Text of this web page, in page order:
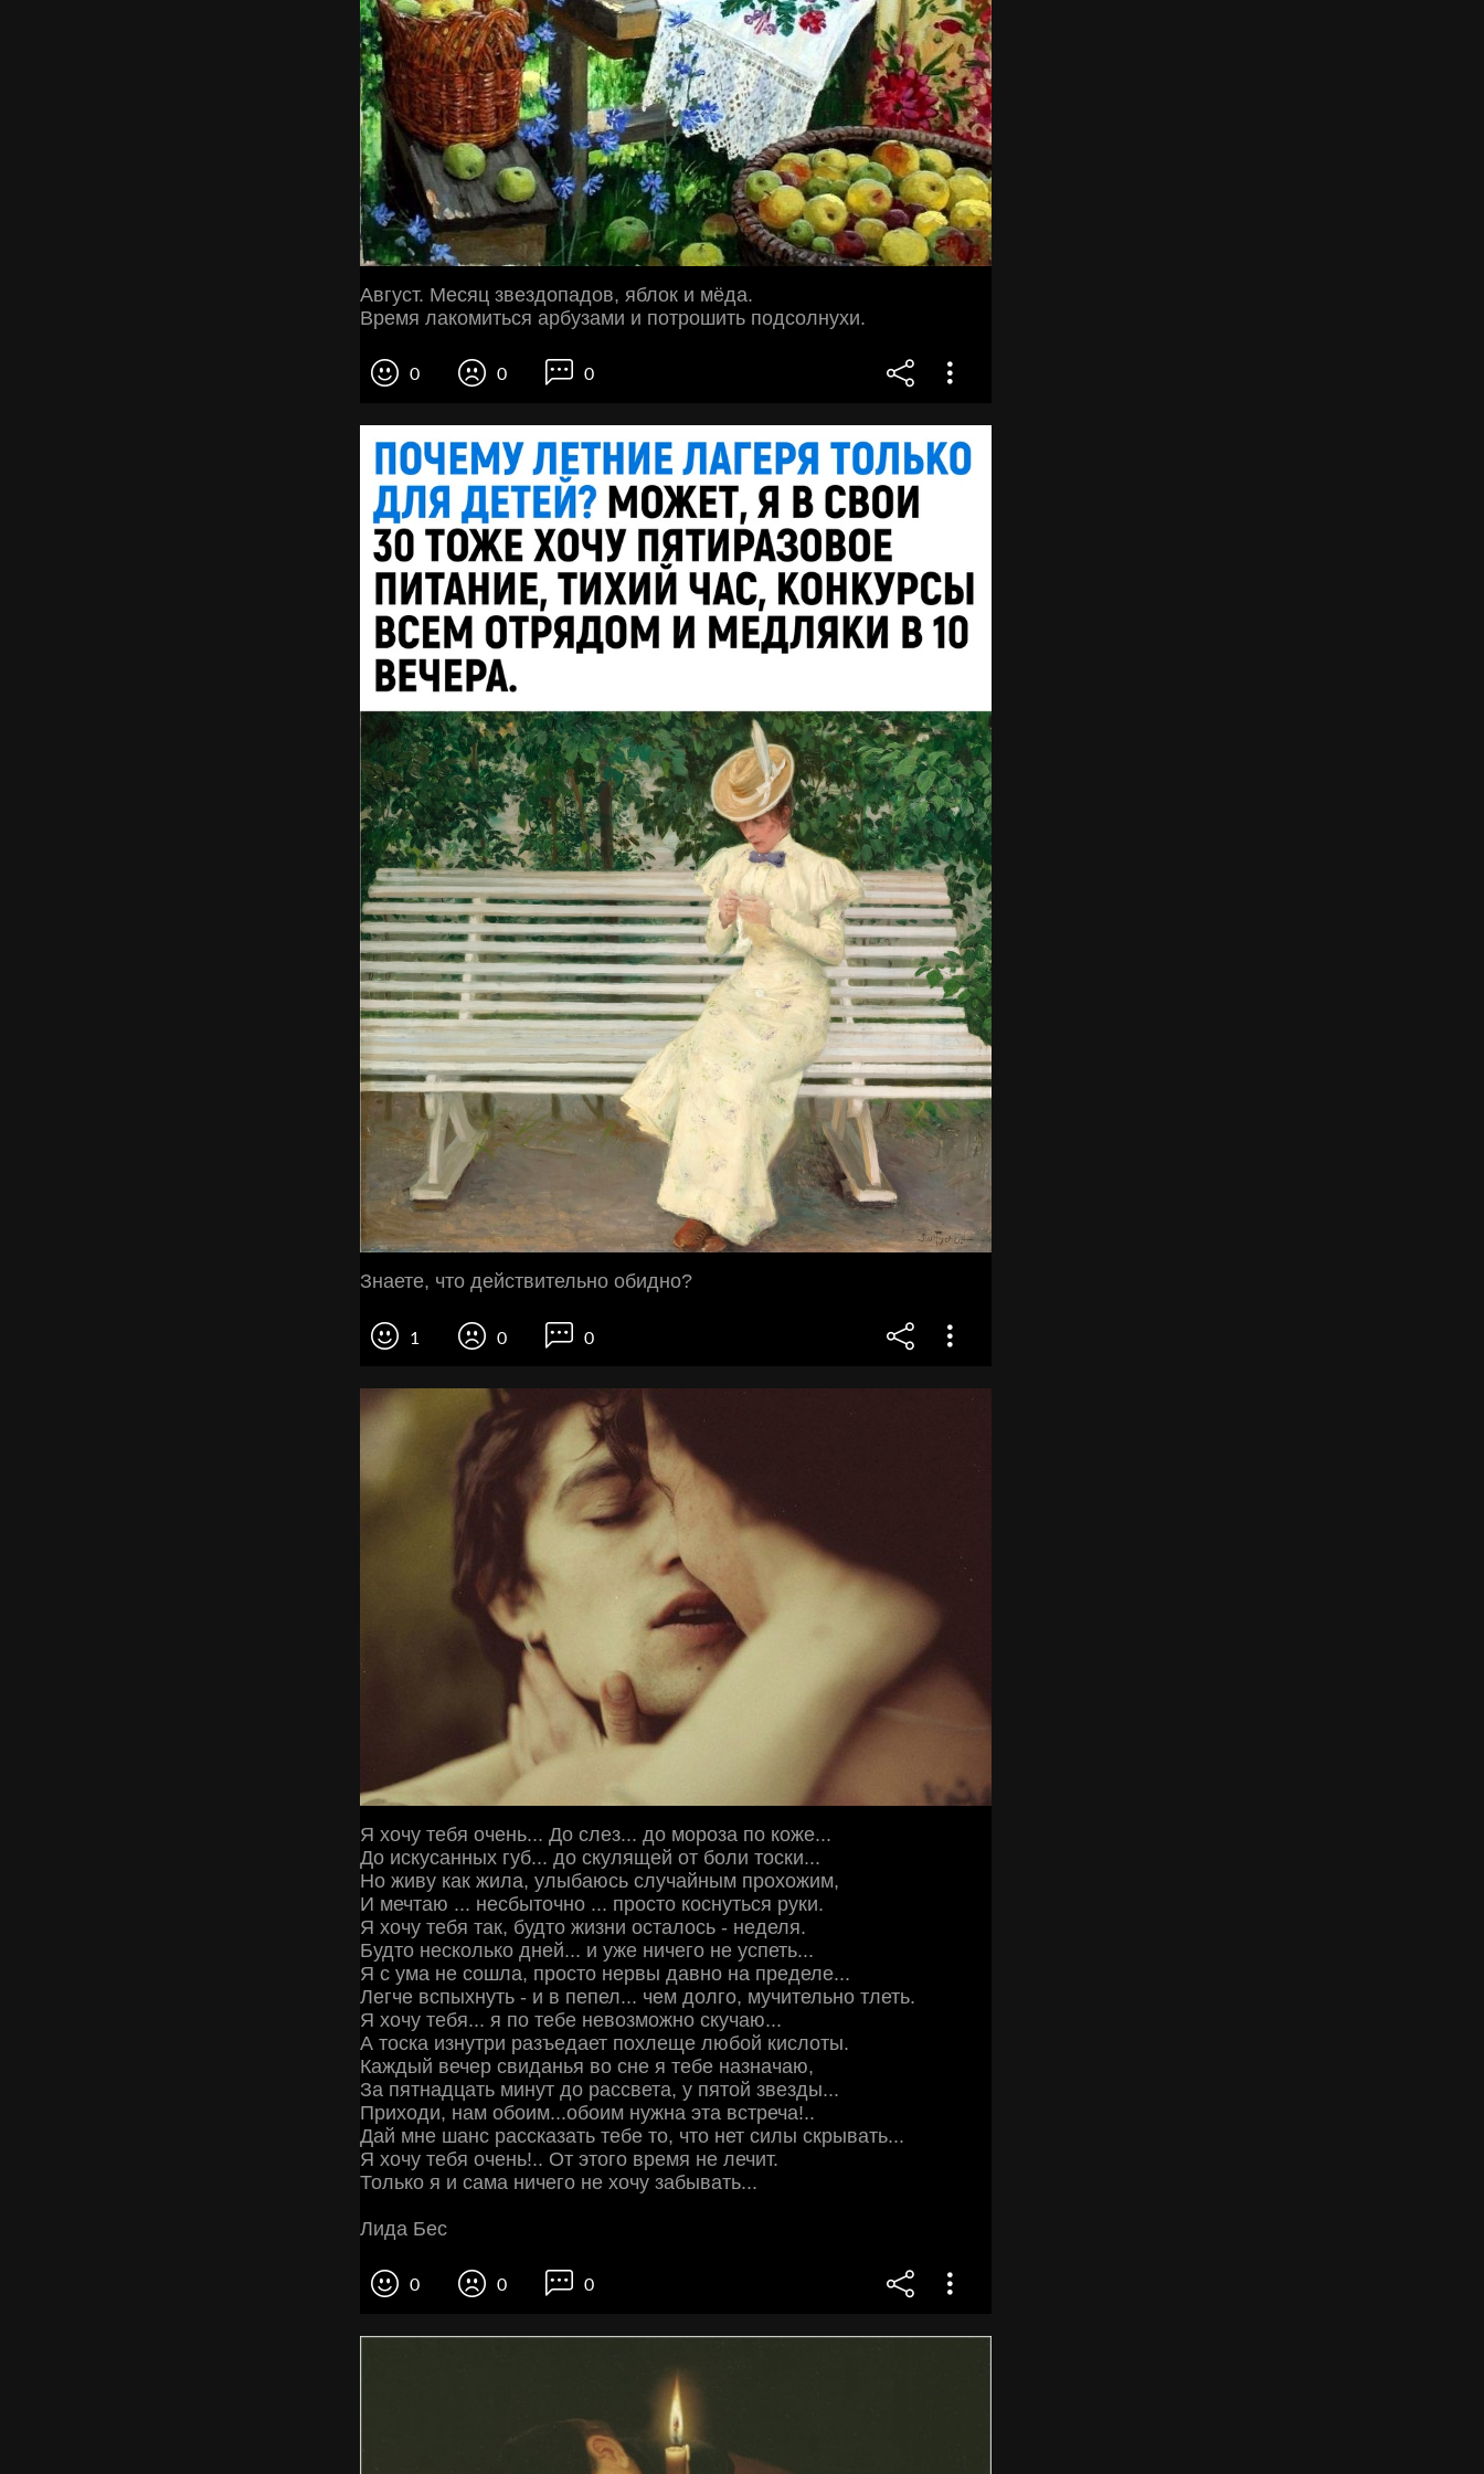
Август. Месяц звездопадов, яблок и мёда.
Время лакомиться арбузами и потрошить подсолнухи.
0 0 0
Знаете, что действительно обидно?
1 0 0
Я хочу тебя очень... До слез... до мороза по коже...
До искусанных губ... до скулящей от боли тоски...
Но живу как жила, улыбаюсь случайным прохожим,
И мечтаю ... несбыточно ... просто коснуться руки.
Я хочу тебя так, будто жизни осталось - неделя.
Будто несколько дней... и уже ничего не успеть...
Я с ума не сошла, просто нервы давно на пределе...
Легче вспыхнуть - и в пепел... чем долго, мучительно тлеть.
Я хочу тебя... я по тебе невозможно скучаю...
А тоска изнутри разъедает похлеще любой кислоты.
Каждый вечер свиданья во сне я тебе назначаю,
За пятнадцать минут до рассвета, у пятой звезды...
Приходи, нам обоим...обоим нужна эта встреча!..
Дай мне шанс рассказать тебе то, что нет силы скрывать...
Я хочу тебя очень!.. От этого время не лечит.
Только я и сама ничего не хочу забывать...
Лида Бес
0 0 0